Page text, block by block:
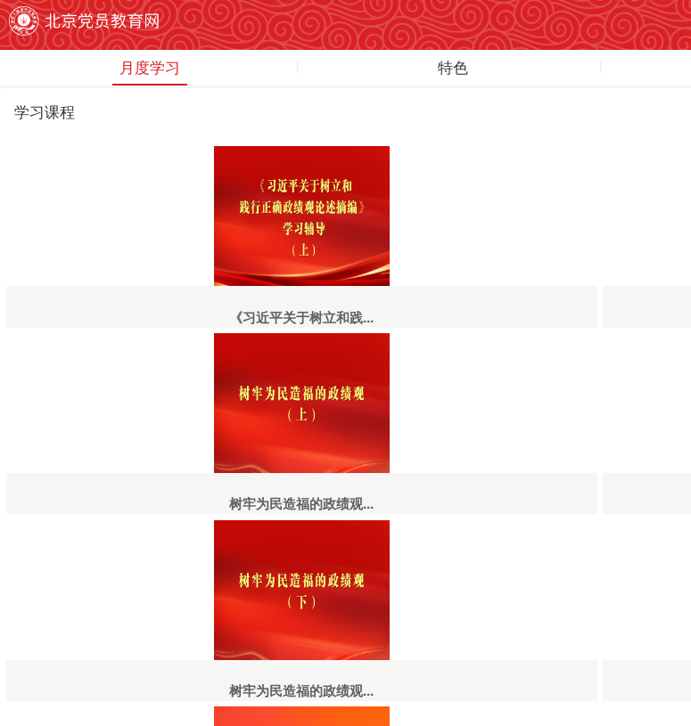
月度学习 特色
学习课程
《习近平关于树立和践...
树牢为民造福的政绩观...
树牢为民造福的政绩观...